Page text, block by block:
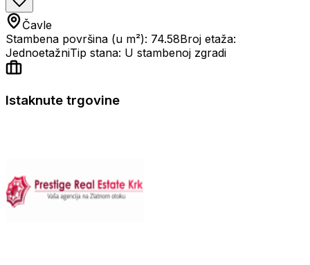
Čavle
Stambena površina (u m²): 74.58Broj etaža:
JednoetažniTip stana: U stambenoj zgradi
Istaknute trgovine